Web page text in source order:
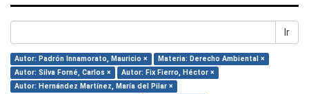
Ir
Autor: Padrón Innamorato, Mauricio ×
Materia: Derecho Ambiental ×
Autor: Silva Forné, Carlos ×
Autor: Fix Fierro, Héctor ×
Autor: Hernández Martínez, María del Pilar ×